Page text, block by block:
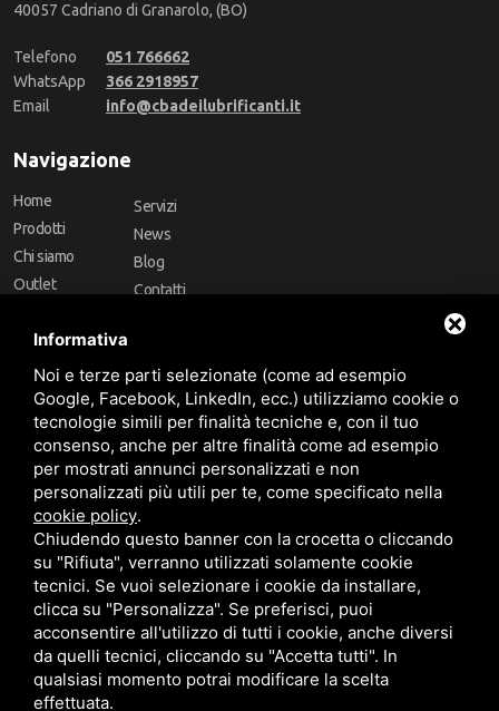
40057 Cadriano di Granarolo, (BO)
Telefono
051 766662
WhatsApp
366 2918957
Email
info@cbadeilubrificanti.it
Navigazione
Home
Prodotti
Chi siamo
Outlet
Marchi
Servizi
News
Blog
Contatti
Follow Us
Area riservata
CBA dei Lubrificanti Spa - P. IVA 00624811204 - Codice fiscale 03472740376
R.E.A. n° 293659 - REG. IMPRESE BO Capitale Sociale €. 120.000 int. versati -
Sitemap Questo sito è protetto da Google reCAPTCHA v3,
Informativa
Noi e terze parti selezionate (come ad esempio
Google, Facebook, LinkedIn, ecc.) utilizziamo cookie o
tecnologie simili per finalità tecniche e, con il tuo
consenso, anche per altre finalità come ad esempio
per mostrati annunci personalizzati e non
personalizzati più utili per te, come specificato nella
cookie policy.
Chiudendo questo banner con la crocetta o cliccando
su "Rifiuta", verranno utilizzati solamente cookie
tecnici. Se vuoi selezionare i cookie da installare,
clicca su "Personalizza". Se preferisci, puoi
acconsentire all'utilizzo di tutti i cookie, anche diversi
da quelli tecnici, cliccando su "Accetta tutti". In
qualsiasi momento potrai modificare la scelta
effettuata.